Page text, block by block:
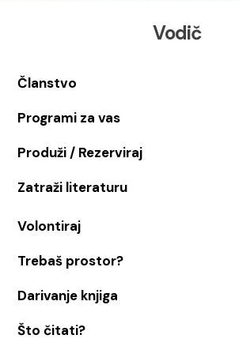
Vodič
Članstvo
Programi za vas
Produži / Rezerviraj
Zatraži literaturu
Volontiraj
Trebaš prostor?
Darivanje knjiga
Što čitati?